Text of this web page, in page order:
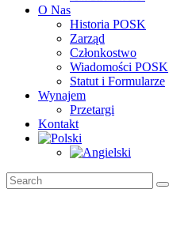
O Nas
Historia POSK
Zarząd
Członkostwo
Wiadomości POSK
Statut i Formularze
Wynajem
Przetargi
Kontakt